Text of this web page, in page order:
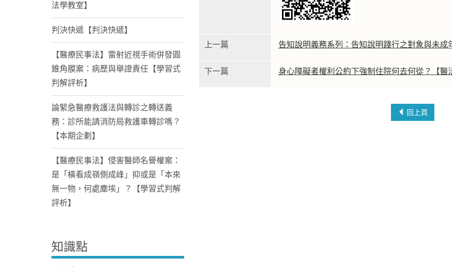
上一篇 告知說明義務系列：告知說明踐行之對象與未
下一篇 身心障礙者權利公約下強制住院何去何從？【醫
回上頁
法學教室】
判決快遞【判決快遞】
【醫療民事法】雷射近視手術併發圓
錐角膜案：病歷與舉證責任【學習式
判解評析】
論緊急醫療救護法與轉診之轉送義
務：診所能請消防局救護車轉診嗎？
【本期企劃】
【醫療民事法】侵害醫師名譽權案：
是「橫看成嶺側成峰」抑或是「本來
無一物，何處塵埃」？【學習式判解
評析】
知識點